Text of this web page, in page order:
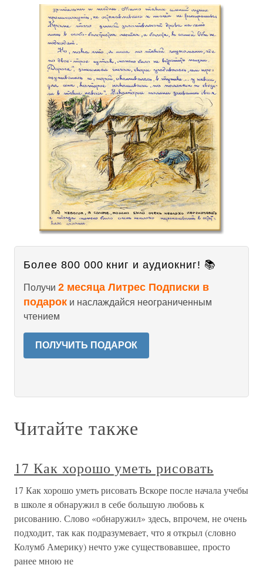
Более 800 000 книг и аудиокниг! 📚
Получи 2 месяца Литрес Подписки в
подарок и наслаждайся неограниченным
чтением
ПОЛУЧИТЬ ПОДАРОК
Читайте также
17 Как хорошо уметь рисовать
17 Как хорошо уметь рисовать Вскоре после начала учебы
в школе я обнаружил в себе большую любовь к
рисованию. Слово «обнаружил» здесь, впрочем, не очень
подходит, так как подразумевает, что я открыл (словно
Колумб Америку) нечто уже существовавшее, просто
ранее мною не